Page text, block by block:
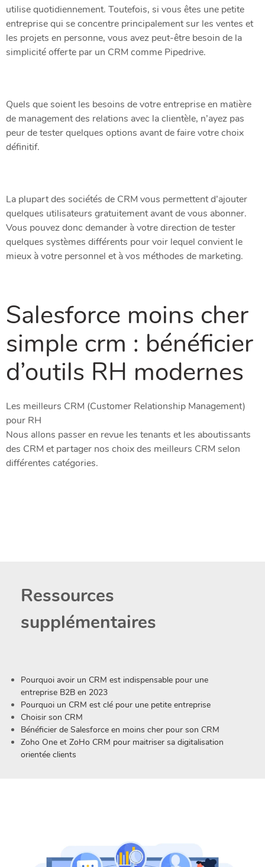
utilise quotidiennement. Toutefois, si vous êtes une petite
entreprise qui se concentre principalement sur les ventes et
les projets en personne, vous avez peut-être besoin de la
simplicité offerte par un CRM comme Pipedrive.
Quels que soient les besoins de votre entreprise en matière
de management des relations avec la clientèle, n’ayez pas
peur de tester quelques options avant de faire votre choix
définitif.
La plupart des sociétés de CRM vous permettent d’ajouter
quelques utilisateurs gratuitement avant de vous abonner.
Vous pouvez donc demander à votre direction de tester
quelques systèmes différents pour voir lequel convient le
mieux à votre personnel et à vos méthodes de marketing.
Salesforce moins cher
simple crm : bénéficier
d’outils RH modernes
Les meilleurs CRM (Customer Relationship Management)
pour RH
Nous allons passer en revue les tenants et les aboutissants
des CRM et partager nos choix des meilleurs CRM selon
différentes catégories.
Ressources
supplémentaires
Pourquoi avoir un CRM est indispensable pour une
entreprise B2B en 2023
Pourquoi un CRM est clé pour une petite entreprise
Choisir son CRM
Bénéficier de Salesforce en moins cher pour son CRM
Zoho One et ZoHo CRM pour maitriser sa digitalisation
orientée clients